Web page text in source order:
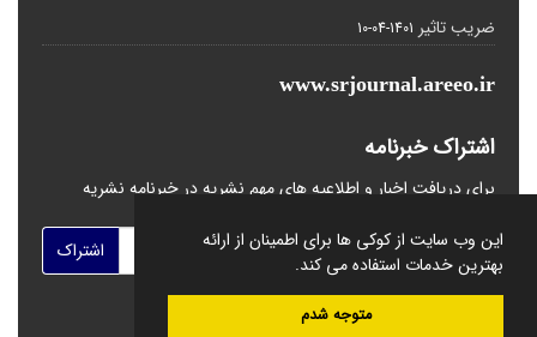
این وب سایت از کوکی ها برای اطمینان از ارائه
بهترین خدمات استفاده می کند.
متوجه شدم
ضریب تاثیر 1401-04-10
www.srjournal.areeo.ir
اشتراک خبرنامه
برای دریافت اخبار و اطلاعیه های مهم نشریه در خبرنامه نشریه
اشتراک